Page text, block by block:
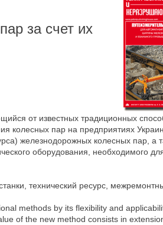
за счет их
от известных традиционных
колесных пар на предприятиях
железнодорожных колесных пар, а
оборудования, необходимого
технический ресурс,
methods by its flexibility and
of the new method consists in